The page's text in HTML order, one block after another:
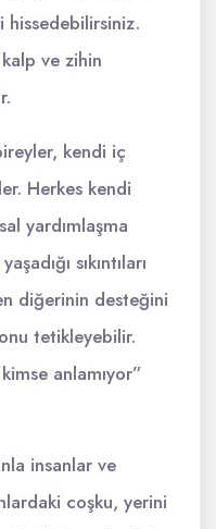
ve zihin
kendi iç
Herkes kendi
yardımlaşma
sıkıntıları
diğerinin desteğini
tetikleyebilir.
anlamıyor”
insanlar ve
coşku, yerini